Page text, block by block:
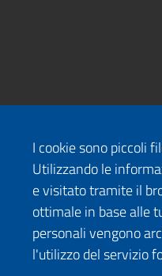
I cookie sono piccoli
Utilizzando le
e visitato tramite il
ottimale in base alle
personali vengono
l'utilizzo del servizio